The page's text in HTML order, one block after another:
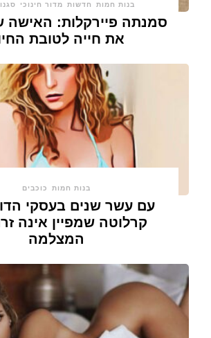
בנות חמות חדשות מדור חינוכי
סמנתה פיירקלות:
את חייה לטובת
בנות חמות כוכבים
עם עשר שנים בעסקי
קרלוטה שמפיין אינה
המצלמה